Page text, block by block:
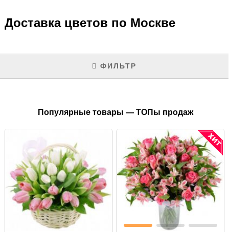
Доставка цветов по Москве
ФИЛЬТР
Популярные товары — ТОПы продаж